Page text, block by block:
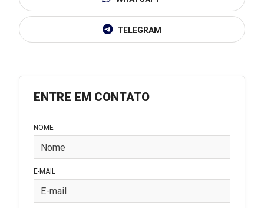
ENTRE EM CONTATO
NOME
E-MAIL
TELEGRAM